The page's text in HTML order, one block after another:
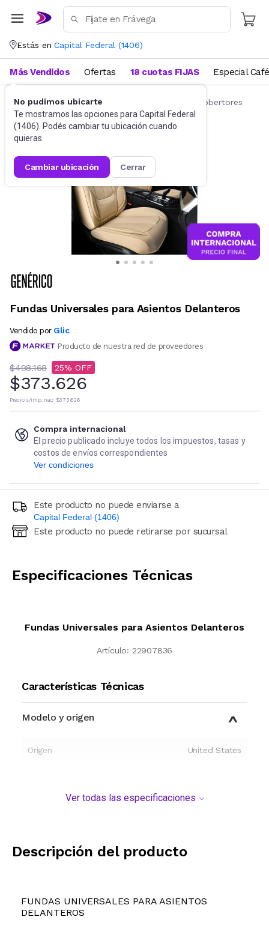
Estás en Capital Federal (1406)
No pudimos ubicarte
Te mostramos las opciones para Capital Federal
(1406). Podés cambiar tu ubicación cuando
quieras.
cambiar ubicación cerrar
Más Vendidos Ofertas 18 cuotas FIJAS Especial Café
Accesorios para autos y motos Fundas y cobertores
Fundas Universales para Asientos Delanteros
Vendido por Glic
Producto de nuestra red de proveedores
$498.168 25
$373.626
Precio s/imp. nac. $373.626
Compra internacional
El precio publicado incluye todos los impuestos, tasas y
costos de envíos correspondientes
Ver condiciones
Este producto no puede enviarse a
Capital Federal (1406)
Ingresá código postal (sólo números)
Este producto no puede retirarse por sucursal
Especificaciones Técnicas
Fundas Universales para Asientos Delanteros
Artículo: 22907836
Características Técnicas
Modelo y origen
Origen United States
Ver todas las especificaciones
Descripción del producto
FUNDAS UNIVERSALES PARA ASIENTOS
DELANTEROS